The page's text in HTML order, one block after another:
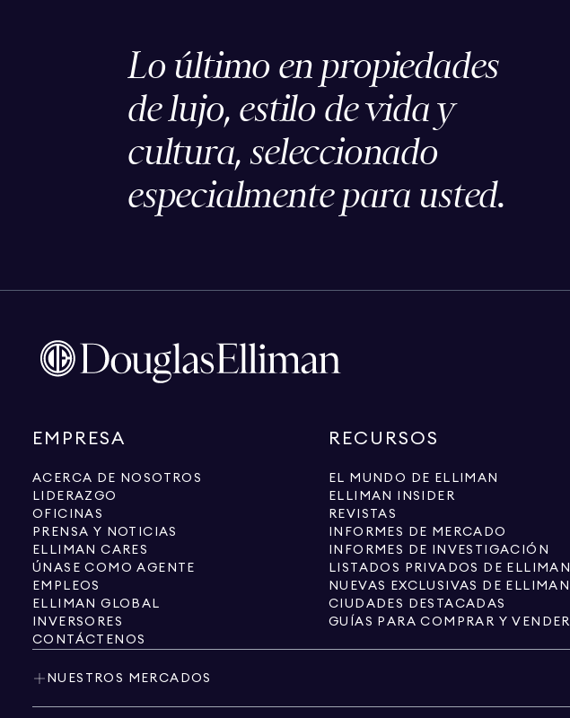
Lo último en propiedades
de lujo, estilo de vida y
cultura, seleccionado
especialmente para usted.
EMPRESA
ACERCA DE NOSOTROS
LIDERAZGO
OFICINAS
PRENSA Y NOTICIAS
ELLIMAN CARES
ÚNASE COMO AGENTE
EMPLEOS
ELLIMAN GLOBAL
INVERSORES
CONTÁCTENOS
RECURSOS
EL MUNDO DE ELLIMAN
ELLIMAN INSIDER
REVISTAS
INFORMES DE MERCADO
INFORMES DE INVESTIGACIÓN
LISTADOS PRIVADOS DE ELLIMAN
NUEVAS EXCLUSIVAS DE ELLIMAN
CIUDADES DESTACADAS
GUÍAS PARA COMPRAR Y VENDER
NUESTROS MERCADOS